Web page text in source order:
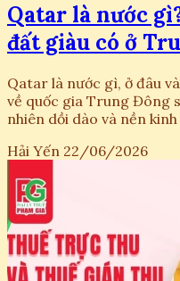
Qatar là nước
đất giàu có ở
Qatar là nước gì, ở đâu
về quốc gia Trung Đông
nhiên dồi dào và nền
Hải Yến 22/06/2026